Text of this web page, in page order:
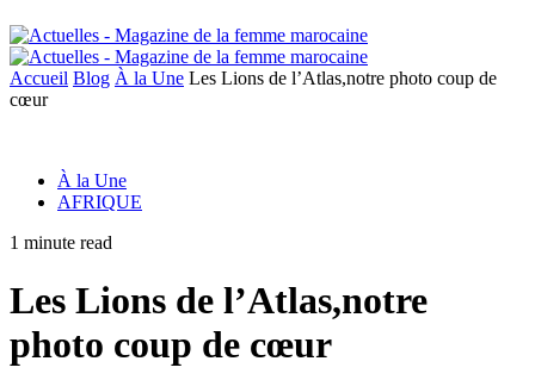
Accueil Blog À la Une Les Lions de l’Atlas,notre photo coup de
cœur
À la Une
AFRIQUE
1 minute read
Les Lions de l’Atlas,notre
photo coup de cœur